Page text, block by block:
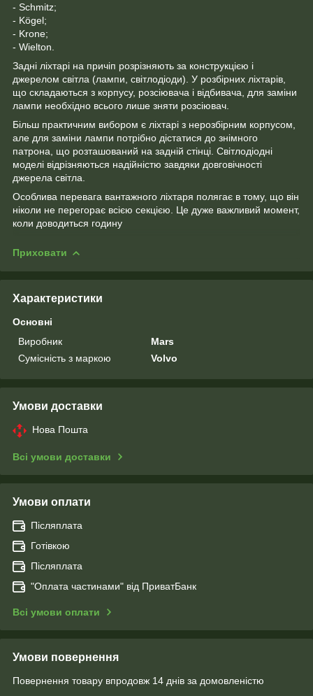
- Schmitz;
- Kögel;
- Krone;
- Wielton.
Задні ліхтарі на причіп розрізняють за конструкцією і
джерелом світла (лампи, світлодіоди). У розбірних ліхтарів,
що складаються з корпусу, розсіювача і відбивача, для заміни
лампи необхідно всього лише зняти розсіювач.
Більш практичним вибором є ліхтарі з нерозбірним корпусом,
але для заміни лампи потрібно дістатися до знімного
патрона, що розташований на задній стінці. Світлодіодні
моделі відрізняються надійністю завдяки довговічності
джерела світла.
Особлива перевага вантажного ліхтаря полягає в тому, що він
ніколи не перегорає всією секцією. Це дуже важливий момент,
коли доводиться годину
Приховати
Характеристики
Основні
Виробник
Mars
Сумісність з маркою
Volvo
Умови доставки
Нова Пошта
Всі умови доставки
Умови оплати
Післяплата
Готівкою
Післяплата
"Оплата чаcтинами" від ПриватБанк
Всі умови оплати
Умови повернення
Повернення товару впродовж 14 днів за домовленістю